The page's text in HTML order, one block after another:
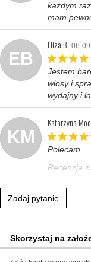
każdym
mam
EB
Eliza B 06-
Jestem
włosy i
wydajny i
KM
Katarzyna
Polecam
Recenzja
Zadaj pytanie
Skorzystaj na